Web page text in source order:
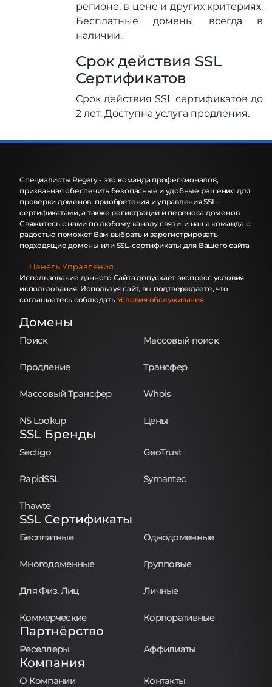
регионе, в цене и других критериях.
Бесплатные домены всегда в
наличии.
Срок действия SSL
Сертификатов
Срок действия SSL сертификатов до
2 лет. Доступна услуга продления.
Специалисты Regery - это команда профессионалов,
призванная обеспечить безопасные и удобные решения для
проверки доменов, приобретения и управления SSL-
сертификатами, а также регистрации и переноса доменов.
Свяжитесь с нами по любому каналу связи, и наша команда с
радостью поможет Вам выбрать и зарегистрировать
подходящие домены или SSL-сертификаты для Вашего сайта
Панель Управления
Использование данного Сайта допускает экспресс условия
использования. Используя сайт, вы подтверждаете, что
соглашаетесь соблюдать Условия обслуживания
Домены
Поиск Массовый поиск
Продление Трансфер
Массовый Трансфер Whois
NS Lookup Цены
SSL Бренды
Sectigo GeoTrust
RapidSSL Symantec
Thawte
SSL Сертификаты
Бесплатные Однодоменные
Многодоменные Групповые
Для Физ. Лиц Личные
Коммерческие Корпоративные
Партнёрство
Реселлеры Аффилиаты
Компания
О Компании Контакты